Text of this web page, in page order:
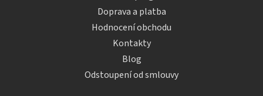
Doprava a platba
Hodnocení obchodu
Kontakty
Blog
Odstoupení od smlouvy